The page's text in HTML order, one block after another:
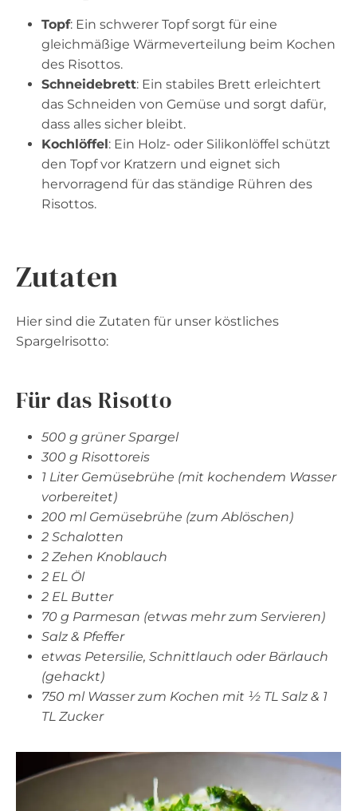
Topf: Ein schwerer Topf sorgt für eine
gleichmäßige Wärmeverteilung beim Kochen
des Risottos.
Schneidebrett: Ein stabiles Brett erleichtert
das Schneiden von Gemüse und sorgt dafür,
dass alles sicher bleibt.
Kochlöffel: Ein Holz- oder Silikonlöffel schützt
den Topf vor Kratzern und eignet sich
hervorragend für das ständige Rühren des
Risottos.
Zutaten
Hier sind die Zutaten für unser köstliches
Spargelrisotto:
Für das Risotto
500 g grüner Spargel
300 g Risottoreis
1 Liter Gemüsebrühe (mit kochendem Wasser
vorbereitet)
200 ml Gemüsebrühe (zum Ablöschen)
2 Schalotten
2 Zehen Knoblauch
2 EL Öl
2 EL Butter
70 g Parmesan (etwas mehr zum Servieren)
Salz & Pfeffer
etwas Petersilie, Schnittlauch oder Bärlauch
(gehackt)
750 ml Wasser zum Kochen mit ½ TL Salz & 1
TL Zucker